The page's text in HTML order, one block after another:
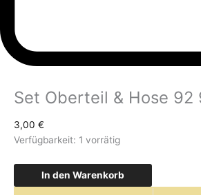
Set Oberteil & Hose 92
3,00 €
Verfügbarkeit: 1 vorrätig
In den Warenkorb